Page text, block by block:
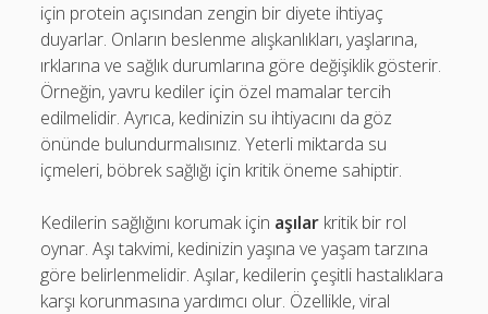
için protein açısından zengin bir diyete ihtiyaç
duyarlar. Onların beslenme alışkanlıkları, yaşlarına,
ırklarına ve sağlık durumlarına göre değişiklik gösterir.
Örneğin, yavru kediler için özel mamalar tercih
edilmelidir. Ayrıca, kedinizin su ihtiyacını da göz
önünde bulundurmalısınız. Yeterli miktarda su
içmeleri, böbrek sağlığı için kritik öneme sahiptir.
Kedilerin sağlığını korumak için aşılar kritik bir rol
oynar. Aşı takvimi, kedinizin yaşına ve yaşam tarzına
göre belirlenmelidir. Aşılar, kedilerin çeşitli hastalıklara
karşı korunmasına yardımcı olur. Özellikle, viral